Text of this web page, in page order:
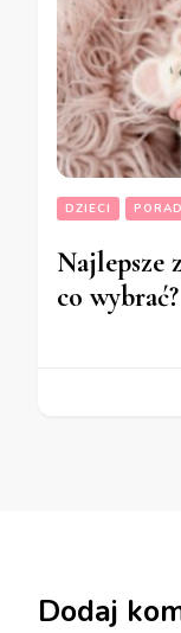
DZIECI
Najlepsze
co wybrać?
Dodaj